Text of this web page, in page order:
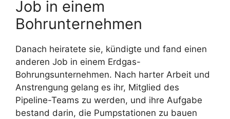
Job in einem
Bohrunternehmen
Danach heiratete sie, kündigte und fand einen
anderen Job in einem Erdgas-
Bohrungsunternehmen. Nach harter Arbeit und
Anstrengung gelang es ihr, Mitglied des
Pipeline-Teams zu werden, und ihre Aufgabe
bestand darin, die Pumpstationen zu bauen